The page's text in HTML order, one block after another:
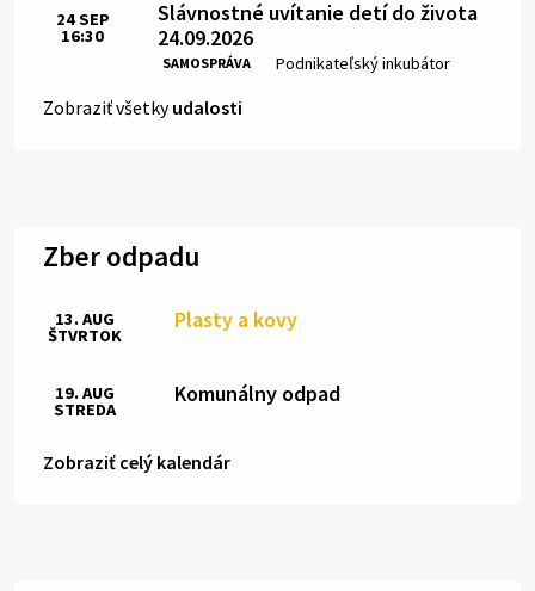
Slávnostné uvítanie detí do života
24.09.2026
SAMOSPRÁVA Miesto:
Podnikateľský inkubátor
Čas:
24SEP
16:30
Zobraziť všetkyudalosti
Zber odpadu
Plasty a kovy
13. AUG
ŠTVRTOK
Komunálny odpad
19. AUG
STREDA
Zobraziť celý kalendár